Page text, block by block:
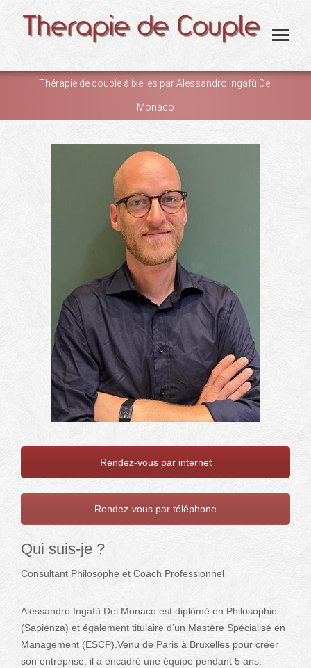
Thérapie de couple à Ixelles par Alessandro Ingafù Del
Monaco
Qui suis-je ?
Consultant Philosophe et Coach Professionnel
Alessandro Ingafù Del Monaco est diplômé en Philosophie
(Sapienza) et également titulaire d’un Mastère Spécialisé en
Management (ESCP).Venu de Paris à Bruxelles pour créer
son entreprise, il a encadré une équipe pendant 5 ans.
Rendez-vous par internet
Rendez-vous par téléphone